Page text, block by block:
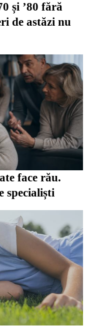
și ’80 fără
de astăzi nu
face rău.
specialiști